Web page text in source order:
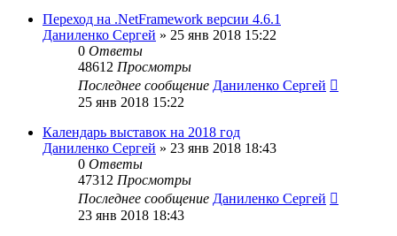
Переход на .NetFramework версии 4.6.1
Даниленко Сергей » 25 янв 2018 15:22
0 Ответы
48612 Просмотры
Последнее сообщение Даниленко Сергей
25 янв 2018 15:22
Календарь выставок на 2018 год
Даниленко Сергей » 23 янв 2018 18:43
0 Ответы
47312 Просмотры
Последнее сообщение Даниленко Сергей
23 янв 2018 18:43